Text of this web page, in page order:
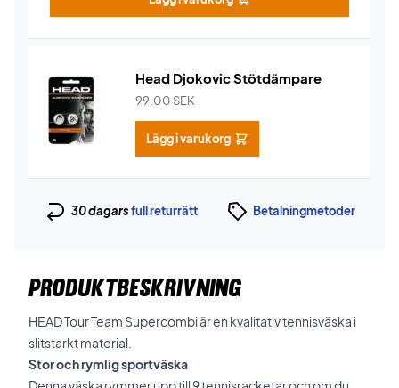
Head Djokovic Stötdämpare
99,00 SEK
Lägg i varukorg
30 dagarsfull returrätt Betalningmetoder
PRODUKTBESKRIVNING
HEAD Tour Team Supercombi är en kvalitativ tennisväska i
slitstarkt material.
Stor och rymlig sportväska